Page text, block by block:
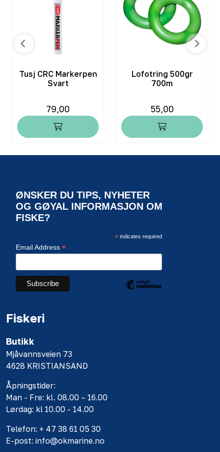
Tusj CRC Markerpen
Svart
79,00
Lofotring 500gr
700m
55,00
ØNSKER DU TIPS, NYHETER
OG GØYAL INFORMASJON OM
FISKE?
*indicates required
Email Address *
Fiskeri
Butikk
Mjåvannsveien 73
4628 KRISTIANSAND
Åpningstider:
Man - Fre: kl. 08.00 – 16.00
Lørdag: kl 10.00 - 14.00
Telefon: + 47 38 61 05 30
E-post: info@okmarine.no